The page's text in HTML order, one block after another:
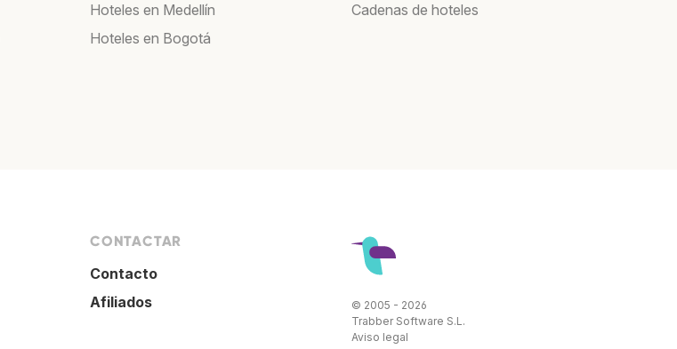
Hoteles en Medellín
Hoteles en Bogotá
Cadenas de hoteles
CONTACTAR
Contacto
Afiliados
© 2005 - 2026
Trabber Software S.L.
Aviso legal